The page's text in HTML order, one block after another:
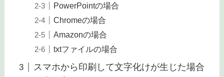
PowerPointの場合
Chromeの場合
Amazonの場合
txtファイルの場合
スマホから印刷して文字化けが生じた場合